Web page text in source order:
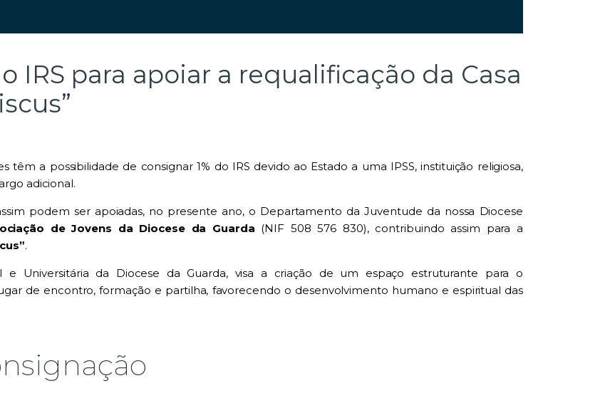
IRS para apoiar a requalificação da Casa
a possibilidade de consignar 1% do IRS devido ao Estado a uma IPSS, instituição religiosa,
adicional.
podem ser apoiadas, no presente ano, o Departamento da Juventude da nossa Diocese
de Jovens da Diocese da Guarda (NIF 508 576 830), contribuindo assim para a
.
e Universitária da Diocese da Guarda, visa a criação de um espaço estruturante para o
de encontro, formação e partilha, favorecendo o desenvolvimento humano e espiritual das